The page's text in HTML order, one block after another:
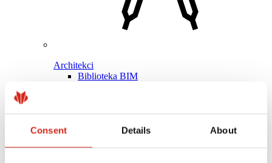
Consent Details About
Architekci
Biblioteka BIM